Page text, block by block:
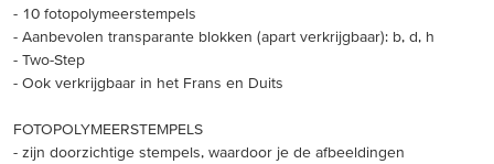
- 10 fotopolymeerstempels
- Aanbevolen transparante blokken (apart verkrijgbaar): b, d, h
- Two-Step
- Ook verkrijgbaar in het Frans en Duits
FOTOPOLYMEERSTEMPELS
- zijn doorzichtige stempels, waardoor je de afbeeldingen